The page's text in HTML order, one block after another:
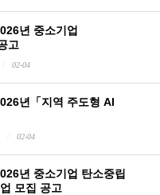
년 중소기업
고
02-04
년「지역 주도형 AI
02-04
년 중소기업 탄소중립
모집 공고